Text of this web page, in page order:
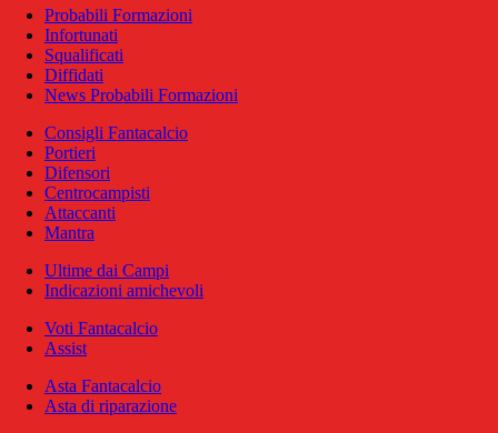
Probabili Formazioni
Infortunati
Squalificati
Diffidati
News Probabili Formazioni
Consigli Fantacalcio
Portieri
Difensori
Centrocampisti
Attaccanti
Mantra
Ultime dai Campi
Indicazioni amichevoli
Voti Fantacalcio
Assist
Asta Fantacalcio
Asta di riparazione